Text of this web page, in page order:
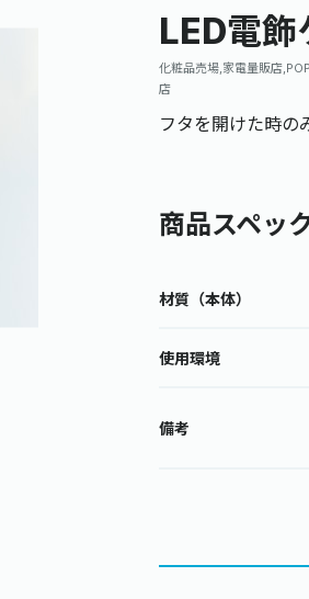
LED電飾
化粧品売場,家電量販店
店
フタを開けた時の
商品スペッ
材質（本体）
使用環境
備考